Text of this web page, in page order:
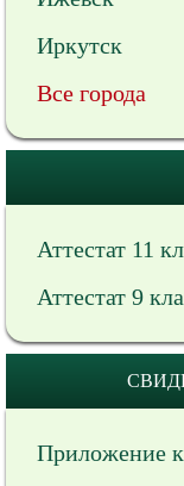
Иркутск
Все города
Аттестат 11
Аттестат 9
Приложение